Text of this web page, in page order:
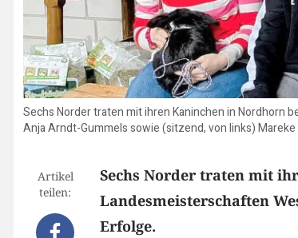
Sechs Norder traten mit ihren Kaninchen in Nordhorn
Anja Arndt-Gummels sowie (sitzend, von links)
Artikel
teilen:
Sechs Norder traten mit
Landesmeisterschaften
Erfolge.